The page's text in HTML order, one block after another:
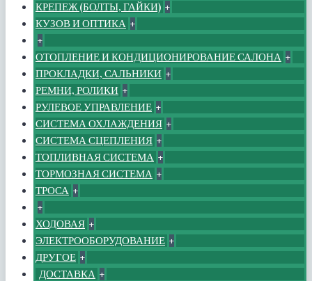
КРЕПЕЖ (БОЛТЫ, ГАЙКИ) +
КУЗОВ И ОПТИКА +
+
ОТОПЛЕНИЕ И КОНДИЦИОНИРОВАНИЕ САЛОНА +
ПРОКЛАДКИ, САЛЬНИКИ +
РЕМНИ, РОЛИКИ +
РУЛЕВОЕ УПРАВЛЕНИЕ +
СИСТЕМА ОХЛАЖДЕНИЯ +
СИСТЕМА СЦЕПЛЕНИЯ +
ТОПЛИВНАЯ СИСТЕМА +
ТОРМОЗНАЯ СИСТЕМА +
ТРОСА +
+
ХОДОВАЯ +
ЭЛЕКТРООБОРУДОВАНИЕ +
ДРУГОЕ +
ДОСТАВКА +